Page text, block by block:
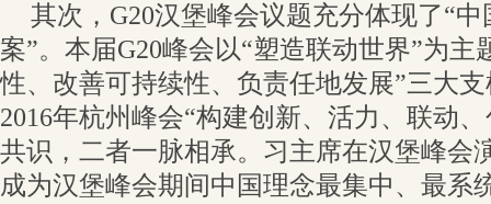
其次，G20汉堡峰会议题充分体现了“中
案”。本届G20峰会以“塑造联动世界”为主
性、改善可持续性、负责任地发展”三大
2016年杭州峰会“构建创新、活力、联动
共识，二者一脉相承。习主席在汉堡峰会
成为汉堡峰会期间中国理念最集中、最系